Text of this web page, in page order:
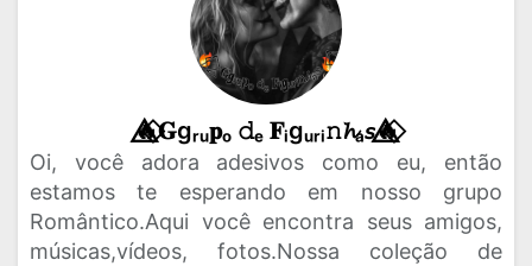
🔥⃟⃤𝐆gᵣᵤ𝐩ₒ 𝚍ₑ 𝐅ᵢgᵤᵣᵢ𝚗𝓱ₐ𝘴🔥⃟⃤
Oi, você adora adesivos como eu, então
estamos te esperando em nosso grupo
Romântico.Aqui você encontra seus amigos,
músicas,vídeos, fotos.Nossa coleção de